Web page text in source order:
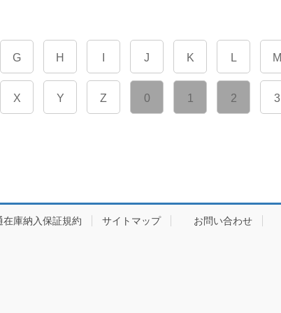
G H J K L M
X Y Z 0 1 2 3
在庫納入保証規約 サイトマップ お問い合わせ